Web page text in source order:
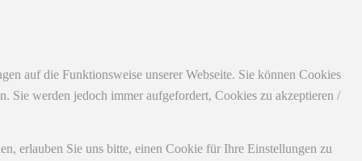
auf die Funktionsweise unserer Webseite. Sie können Cookies
Sie werden jedoch immer aufgefordert, Cookies zu akzeptieren /
erlauben Sie uns bitte, einen Cookie für Ihre Einstellungen zu